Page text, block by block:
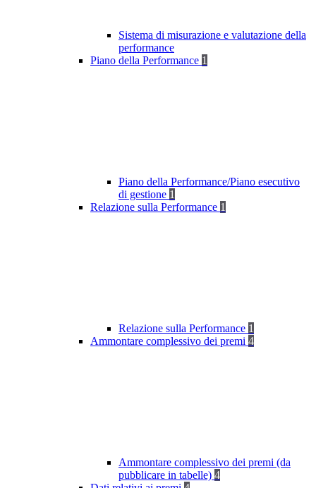
Sistema di misurazione e valutazione della
performance
Piano della Performance 1
Piano della Performance/Piano esecutivo
di gestione 1
Relazione sulla Performance 1
Relazione sulla Performance 1
Ammontare complessivo dei premi 4
Ammontare complessivo dei premi (da
pubblicare in tabelle) 4